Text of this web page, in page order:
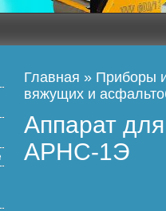
Главная » Приборы
вяжущих и
Аппарат
АРНС-1Э